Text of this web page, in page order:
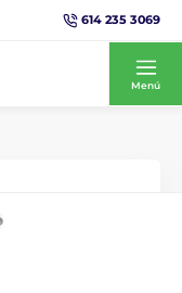
614 235 3069
Menú